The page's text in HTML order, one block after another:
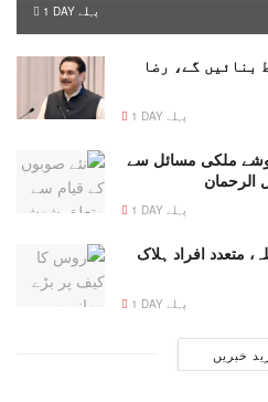
1 DAY پہلے
بنائیں گے، رضا
1 DAY پہلے
ملکی مسائل سے
1 DAY پہلے
متعدد افراد ہلاک
1 DAY پہلے
خبریں